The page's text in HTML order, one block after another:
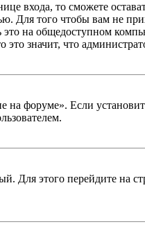
входа, то сможете
Для того чтобы вам не
на общедоступном
значит, что
форуме». Если
Для этого перейдите на